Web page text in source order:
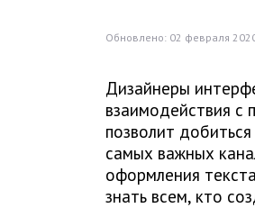
Обновлено: 02 февраля
Дизайнеры
взаимодействия с
позволит
самых важных
оформления
знать всем, кто